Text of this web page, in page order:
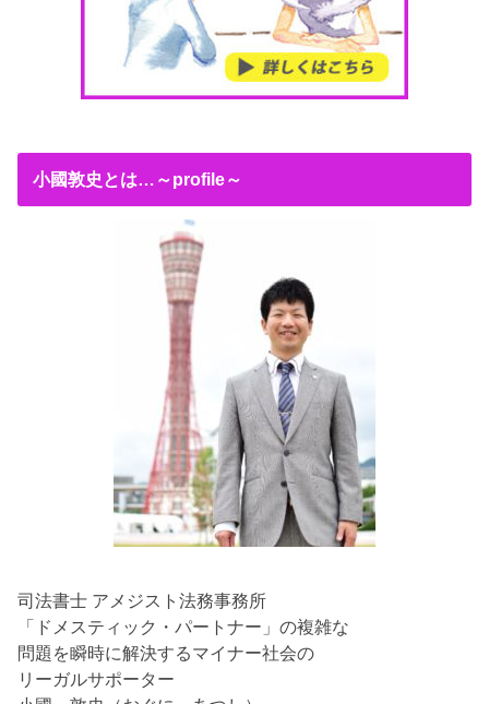
小國敦史とは…～profile～
司法書士 アメジスト法務事務所
「ドメスティック・パートナー」の複雑な
問題を瞬時に解決するマイナー社会の
リーガルサポーター